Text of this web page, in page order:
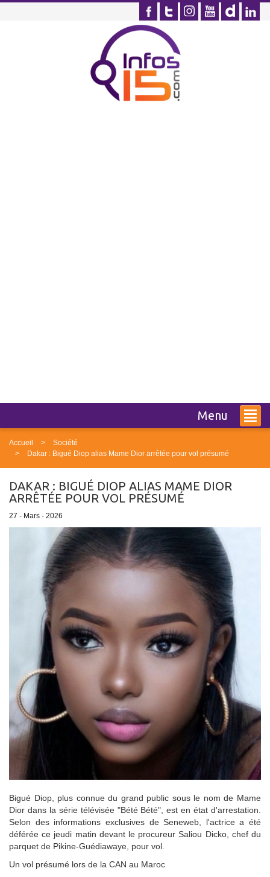
Menu
Accueil
Société
Dakar : Bigué Diop alias Mame Dior arrêtée pour vol présumé
DAKAR : BIGUÉ DIOP ALIAS MAME DIOR
ARRÊTÉE POUR VOL PRÉSUMÉ
27 - Mars - 2026
Bigué Diop, plus connue du grand public sous le nom de Mame
Dior dans la série télévisée "Bété Bété", est en état d'arrestation.
Selon des informations exclusives de Seneweb, l'actrice a été
déférée ce jeudi matin devant le procureur Saliou Dicko, chef du
parquet de Pikine-Guédiawaye, pour vol.
Un vol présumé lors de la CAN au Maroc